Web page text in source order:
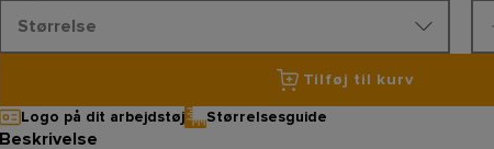
Størrelse
Tilføj til kurv
Logo på dit arbejdstøj Størrelsesguide
Beskrivelse